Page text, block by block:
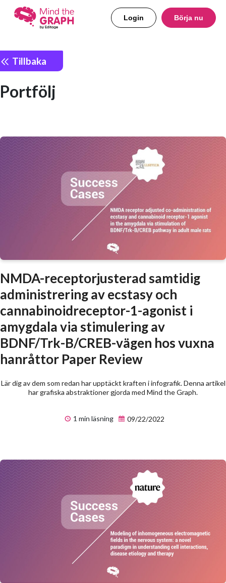
Login Börja nu
Tillbaka
Portfölj
NMDA-receptorjusterad samtidig
administrering av ecstasy och
cannabinoidreceptor-1-agonist i
amygdala via stimulering av
BDNF/Trk-B/CREB-vägen hos vuxna
hanråttor Paper Review
Lär dig av dem som redan har upptäckt kraften i infografik. Denna artikel
har grafiska abstraktioner gjorda med Mind the Graph.
1 min läsning 09/22/2022